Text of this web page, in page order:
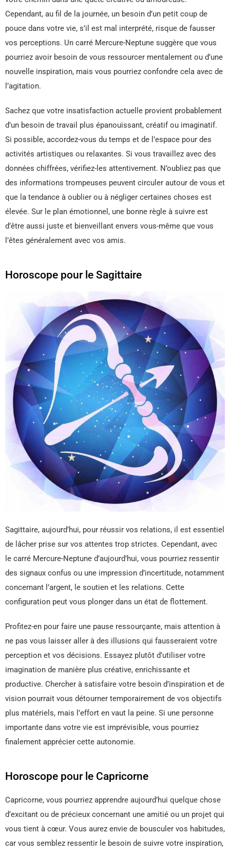
Cependant, au fil de la journée, un besoin d’un petit coup de
pouce dans votre vie, s’il est mal interprété, risque de fausser
vos perceptions. Un carré Mercure-Neptune suggère que vous
pourriez avoir besoin de vous ressourcer mentalement ou d’une
nouvelle inspiration, mais vous pourriez confondre cela avec de
l’agitation.
Sachez que votre insatisfaction actuelle provient probablement
d’un besoin de travail plus épanouissant, créatif ou imaginatif.
Si possible, accordez-vous du temps et de l’espace pour des
activités artistiques ou relaxantes. Si vous travaillez avec des
données chiffrées, vérifiez-les attentivement. N’oubliez pas que
des informations trompeuses peuvent circuler autour de vous et
que la tendance à oublier ou à négliger certaines choses est
élevée. Sur le plan émotionnel, une bonne règle à suivre est
d’être aussi juste et bienveillant envers vous-même que vous
l’êtes généralement avec vos amis.
Horoscope pour le Sagittaire
Sagittaire, aujourd’hui, pour réussir vos relations, il est essentiel
de lâcher prise sur vos attentes trop strictes. Cependant, avec
le carré Mercure-Neptune d’aujourd’hui, vous pourriez ressentir
des signaux confus ou une impression d’incertitude, notamment
concernant l’argent, le soutien et les relations. Cette
configuration peut vous plonger dans un état de flottement.
Profitez-en pour faire une pause ressourçante, mais attention à
ne pas vous laisser aller à des illusions qui fausseraient votre
perception et vos décisions. Essayez plutôt d’utiliser votre
imagination de manière plus créative, enrichissante et
productive. Chercher à satisfaire votre besoin d’inspiration et de
vision pourrait vous détourner temporairement de vos objectifs
plus matériels, mais l’effort en vaut la peine. Si une personne
importante dans votre vie est imprévisible, vous pourriez
finalement apprécier cette autonomie.
Horoscope pour le Capricorne
Capricorne, vous pourriez apprendre aujourd’hui quelque chose
d’excitant ou de précieux concernant une amitié ou un projet qui
vous tient à cœur. Vous aurez envie de bousculer vos habitudes,
car vous semblez ressentir le besoin de suivre votre inspiration,